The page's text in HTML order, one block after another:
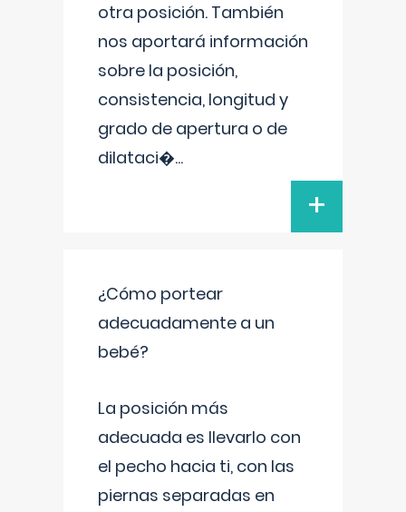
otra posición. También
nos aportará información
sobre la posición,
consistencia, longitud y
grado de apertura o de
dilataci�...
+
¿Cómo portear
adecuadamente a un
bebé?
La posición más
adecuada es llevarlo con
el pecho hacia ti, con las
piernas separadas en